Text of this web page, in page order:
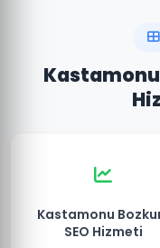
Kastamonu
SEO Hizmeti